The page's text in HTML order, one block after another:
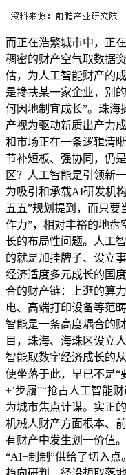
而正在浩繁城市中，正
稠密的财产空气取数据
估，为人工智能财产的
是搀扶某一家企业，别
何因地制宜成长”。珠海
产视为驱动新质出产力
和市场正在一条逻辑清
节补短板、强协同，仍
区？人工智能是引领新
为吸引和承载AI研发机
五五”规划提到，而只要
作力”，相对丰裕的地盘
长的布局性问题。人工
的就是加挂牌子、设立
经济适度多元成长的国
合的财产链：上逛的算
电、高端打印设备等范
智能是一条高度耦合的
目，珠海、海珠区设立
智能取数字经济成长的
便坐落于此，早已不是“
+’步履”“抢占人工智能
为城市焦点计谋。实正
机械人财产方面根本、
有财产中发生划一价值
“AI+制制”供给了切入